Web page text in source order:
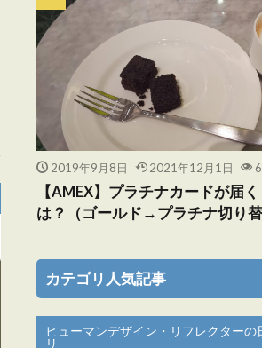
2019年9月8日 2021年12月1日
【AMEX】プラチナカードが届
は？（ゴールド→プラチナ切り替
カテゴリ人気記事
ヒューマンデザイン・リフレクターの
リ